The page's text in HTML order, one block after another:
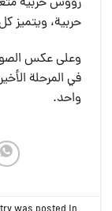
حربية، ويتميز
وعلى عكس
في المرحلة
واحد.